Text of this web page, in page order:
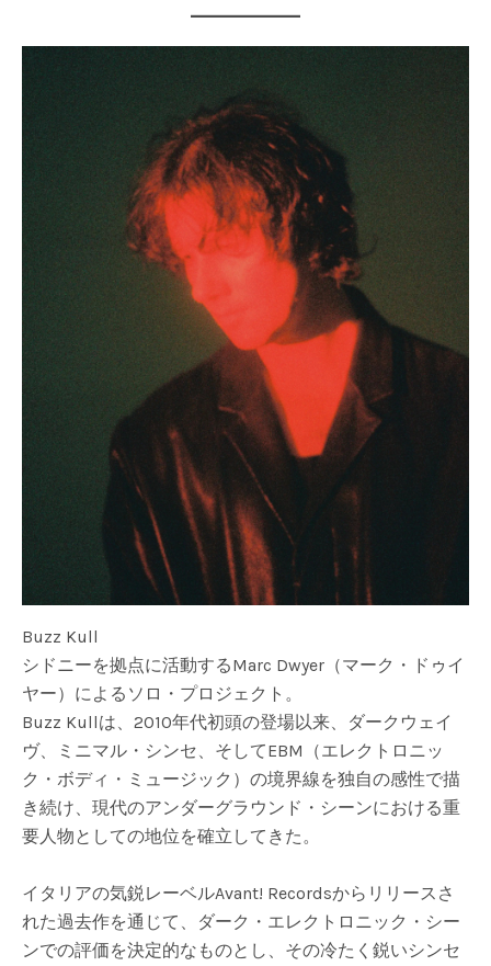
Buzz Kull
シドニーを拠点に活動するMarc Dwyer（マーク・ドゥイ
ヤー）によるソロ・プロジェクト。
Buzz Kullは、2010年代初頭の登場以来、ダークウェイ
ヴ、ミニマル・シンセ、そしてEBM（エレクトロニッ
ク・ボディ・ミュージック）の境界線を独自の感性で描
き続け、現代のアンダーグラウンド・シーンにおける重
要人物としての地位を確立してきた。
イタリアの気鋭レーベルAvant! Recordsからリリースさ
れた過去作を通じて、ダーク・エレクトロニック・シー
ンでの評価を決定的なものとし、その冷たく鋭いシンセ